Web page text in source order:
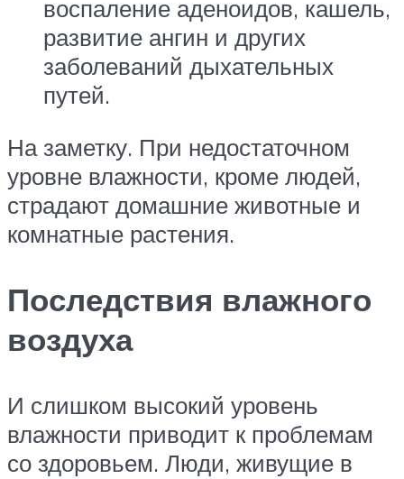
воспаление аденоидов, кашель,
развитие ангин и других
заболеваний дыхательных
путей.
На заметку. При недостаточном
уровне влажности, кроме людей,
страдают домашние животные и
комнатные растения.
Последствия влажного
воздуха
И слишком высокий уровень
влажности приводит к проблемам
со здоровьем. Люди, живущие в